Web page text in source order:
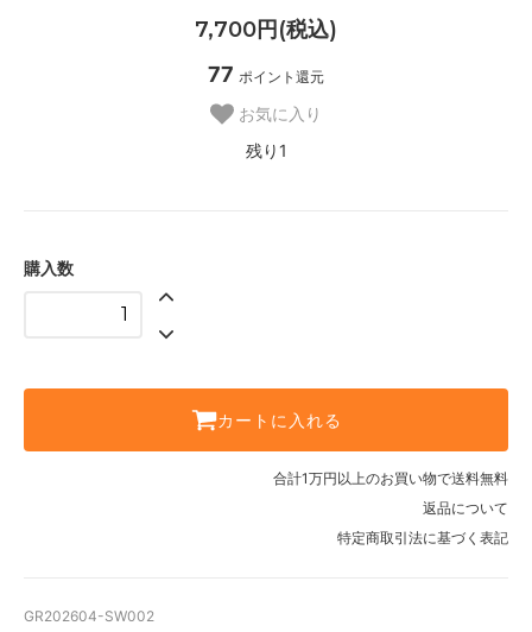
7,700円(税込)
77 ポイント還元
お気に入り
残り1
購入数
カートに入れる
合計1万円以上のお買い物で送料無料
返品について
特定商取引法に基づく表記
GR202604-SW002